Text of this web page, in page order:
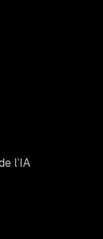
l’IA